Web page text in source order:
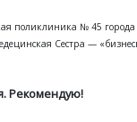
поликлиника № 45 города
Сестра —
Рекомендую!